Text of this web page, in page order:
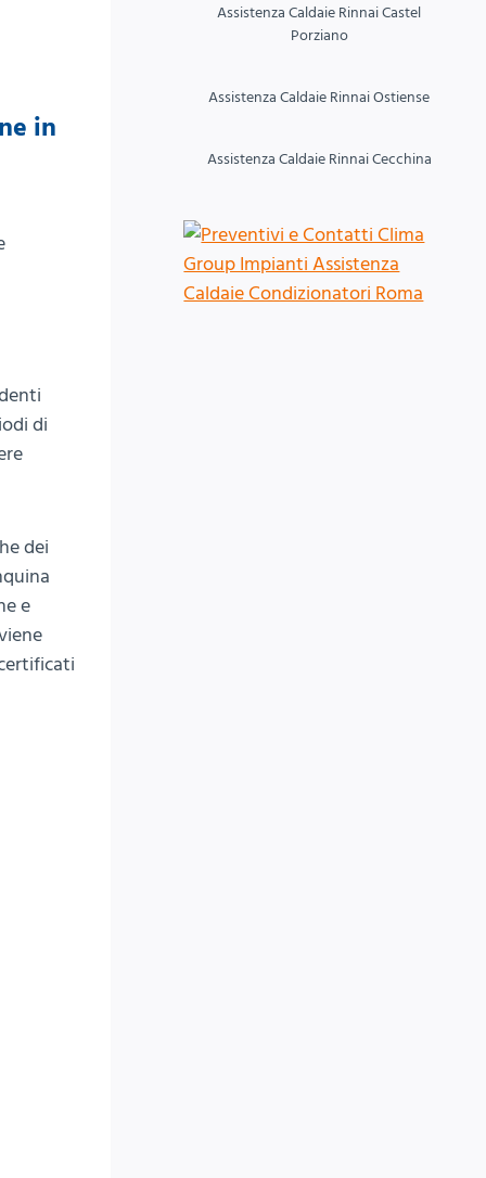
in
di
dei
e
Assistenza Caldaie Rinnai Castel
Porziano
Assistenza Caldaie Rinnai Ostiense
Assistenza Caldaie Rinnai Cecchina